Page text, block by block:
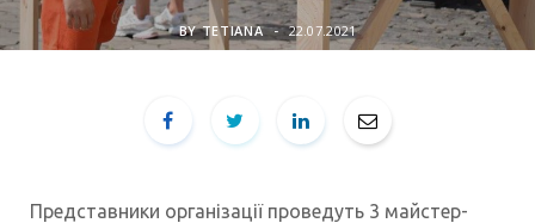
BYTETIANA 22.07.2021
Представники організації проведуть 3 майстер-